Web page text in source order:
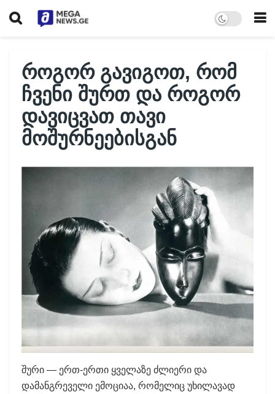
როგორ გავიგოთ, რომ
ჩვენი შურთ და როგორ
დავიცვათ თავი
მოშურნეებისგან
შური — ერთ-ერთი ყველაზე ძლიერი და
დამანგრეველი ემოციაა, რომელიც უხილავად